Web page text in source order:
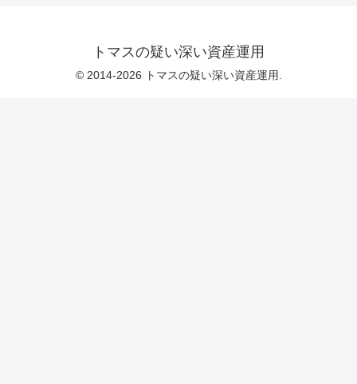
トマスの疑い深い資産運用
© 2014-2026 トマスの疑い深い資産運用.